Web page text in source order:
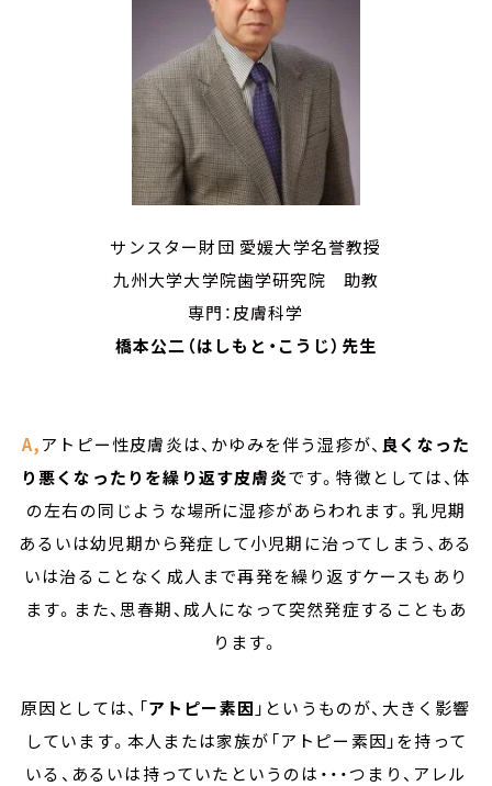
サンスター財団 愛媛大学名誉教授
九州大学大学院歯学研究院 助教
専門：皮膚科学
橋本公二（はしもと・こうじ）先生
A,アトピー性皮膚炎は、かゆみを伴う湿疹が、 良くなった
り悪くなったりを繰り返す皮膚炎です。特徴としては、体
の左右の同じような場所に湿疹があらわれます。乳児期
あるいは幼児期から発症して小児期に治ってしまう、ある
いは治ることなく成人まで再発を繰り返すケースもあり
ます。また、思春期、成人になって突然発症することもあ
ります。
原因としては、「アトピー素因 」というものが、大きく影響
しています。本人または家族が「アトピー素因」を持って
いる、あるいは持っていたというのは・・・つまり、アレル